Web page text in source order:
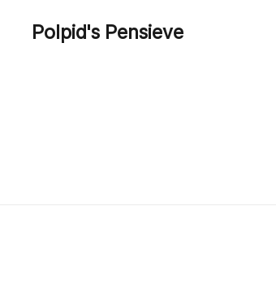
Polpid's Pensieve